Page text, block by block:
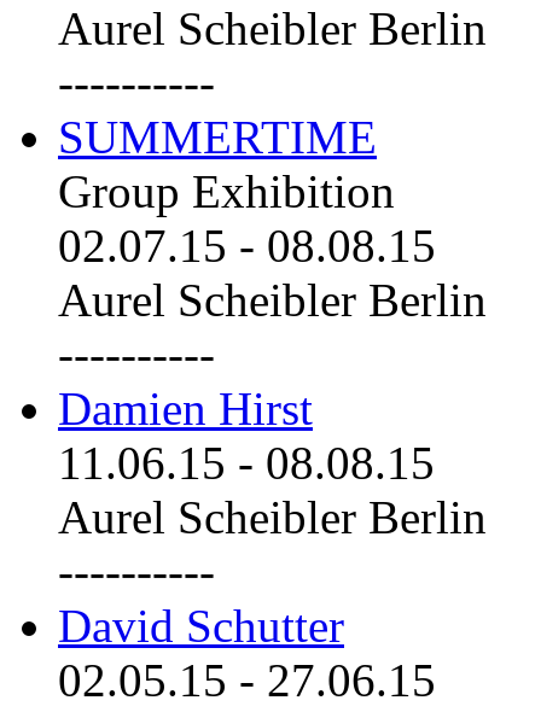
Aurel Scheibler Berlin
----------
SUMMERTIME
Group Exhibition
02.07.15 - 08.08.15
Aurel Scheibler Berlin
----------
Damien Hirst
11.06.15 - 08.08.15
Aurel Scheibler Berlin
----------
David Schutter
02.05.15 - 27.06.15